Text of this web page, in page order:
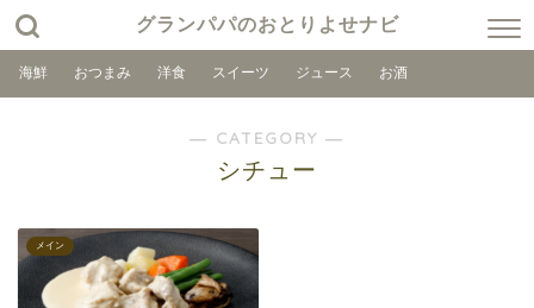
グランパパのおとりよせナビ
海鮮 おつまみ 洋食 スイーツ ジュース お酒
― CATEGORY ―
シチュー
メイン